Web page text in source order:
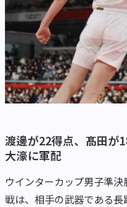
渡邊が22得点、髙田が
大濠に軍配
ウインターカップ男子準
戦は、相手の武器である